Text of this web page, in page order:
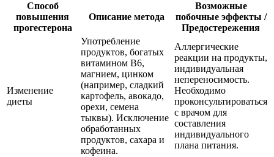
Способ
повышения
прогестерона
Описание метода
Возможные
побочные эффекты /
Предостережения
Изменение
диеты
Употребление
продуктов, богатых
витамином B6,
магнием, цинком
(например, сладкий
картофель, авокадо,
орехи, семена
тыквы). Исключение
обработанных
продуктов, сахара и
кофеина.
Аллергические
реакции на продукты,
индивидуальная
непереносимость.
Необходимо
проконсультироваться
с врачом для
составления
индивидуального
плана питания.